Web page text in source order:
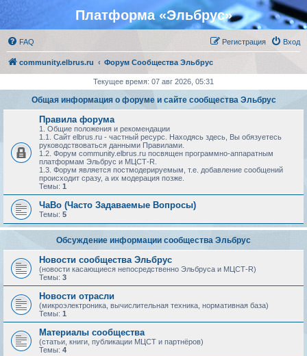
Платформа «Эльбрус»
FAQ Вход
Регистрация
community.elbrus.ru Форум Сообщества Эльбрус
Текущее время: 07 авг 2026, 05:31
Общая информация о форуме и сайте сообщества Эльбрус
Правила форума
1. Общие положения и рекомендации
1.1. Сайт elbrus.ru - частный ресурс. Находясь здесь, Вы обязуетесь
руководствоваться данными Правилами.
1.2. Форум community.elbrus.ru посвящен программно-аппаратным
платформам Эльбрус и МЦСТ-R.
1.3. Форум является постмодерируемым, т.е. добавление сообщений
происходит сразу, а их модерация позже.
Темы: 1
ЧаВо (Часто Задаваемые Вопросы)
Темы: 5
Обсуждение информации сообщества Эльбрус
Новости сообщества Эльбрус
(новости касающиеся непосредственно Эльбруса и МЦСТ-R)
Темы: 3
Новости отрасли
(микроэлектроника, вычислительная техника, нормативная база)
Темы: 1
Материалы сообщества
(статьи, книги, публикации МЦСТ и партнёров)
Темы: 4